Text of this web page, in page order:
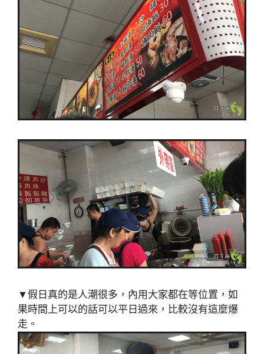
▼假日真的是人潮很多，內用大家都在等位置，如
果時間上可以的話可以平日過來，比較沒有這麼爆
走。